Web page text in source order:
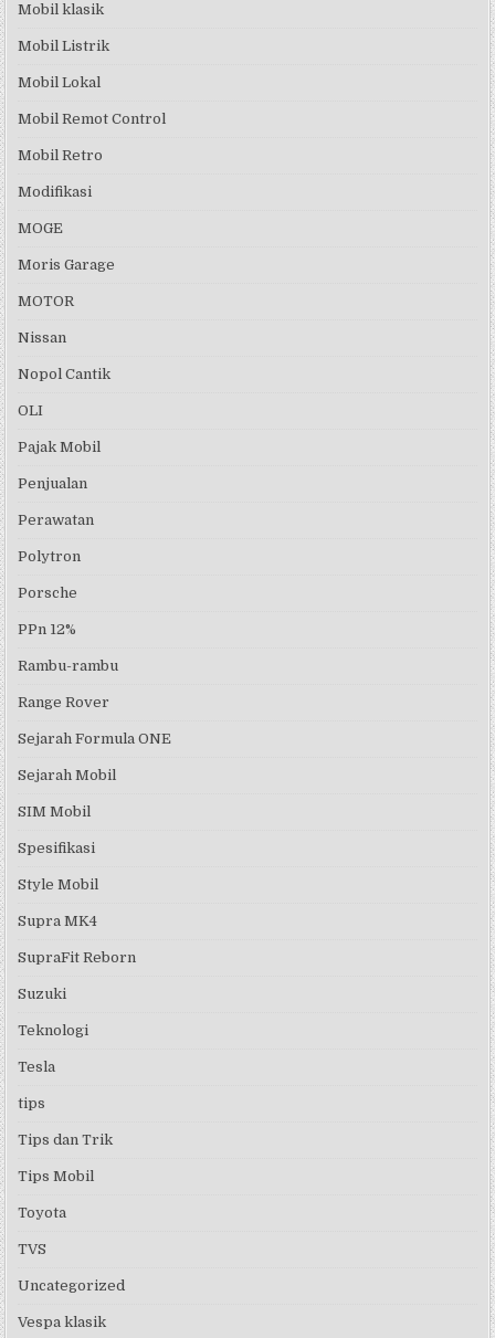
Mobil klasik
Mobil Listrik
Mobil Lokal
Mobil Remot Control
Mobil Retro
Modifikasi
MOGE
Moris Garage
MOTOR
Nissan
Nopol Cantik
OLI
Pajak Mobil
Penjualan
Perawatan
Polytron
Porsche
PPn 12%
Rambu-rambu
Range Rover
Sejarah Formula ONE
Sejarah Mobil
SIM Mobil
Spesifikasi
Style Mobil
Supra MK4
SupraFit Reborn
Suzuki
Teknologi
Tesla
tips
Tips dan Trik
Tips Mobil
Toyota
TVS
Uncategorized
Vespa klasik